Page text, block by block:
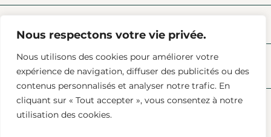
Nous respectons votre vie privée.
Nous utilisons des cookies pour améliorer votre
expérience de navigation, diffuser des publicités ou des
contenus personnalisés et analyser notre trafic. En
cliquant sur « Tout accepter », vous consentez à notre
utilisation des cookies.
Mentions Légales